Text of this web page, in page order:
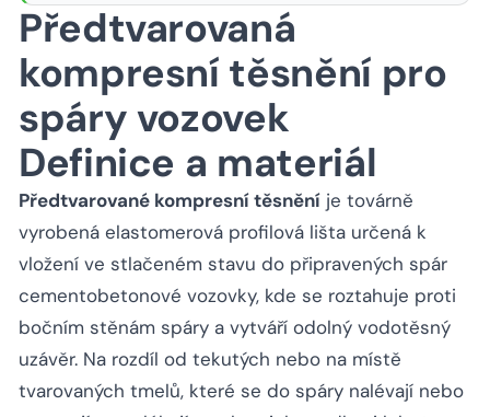
Předtvarovaná
kompresní těsnění pro
spáry vozovek
Definice a materiál
Předtvarované kompresní těsnění je továrně
vyrobená elastomerová profilová lišta určená k
vložení ve stlačeném stavu do připravených spár
cementobetonové vozovky, kde se roztahuje proti
bočním stěnám spáry a vytváří odolný vodotěsný
uzávěr. Na rozdíl od tekutých nebo na místě
tvarovaných tmelů, které se do spáry nalévají nebo